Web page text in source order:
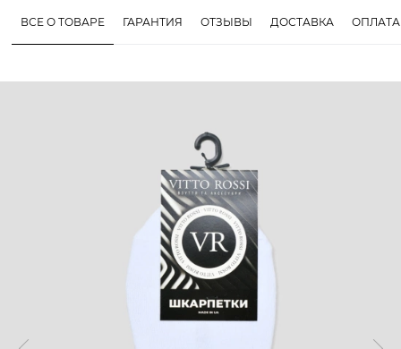
ВСЕ О ТОВАРЕ ГАРАНТИЯ ОТЗЫВЫ ДОСТАВКА ОПЛАТА